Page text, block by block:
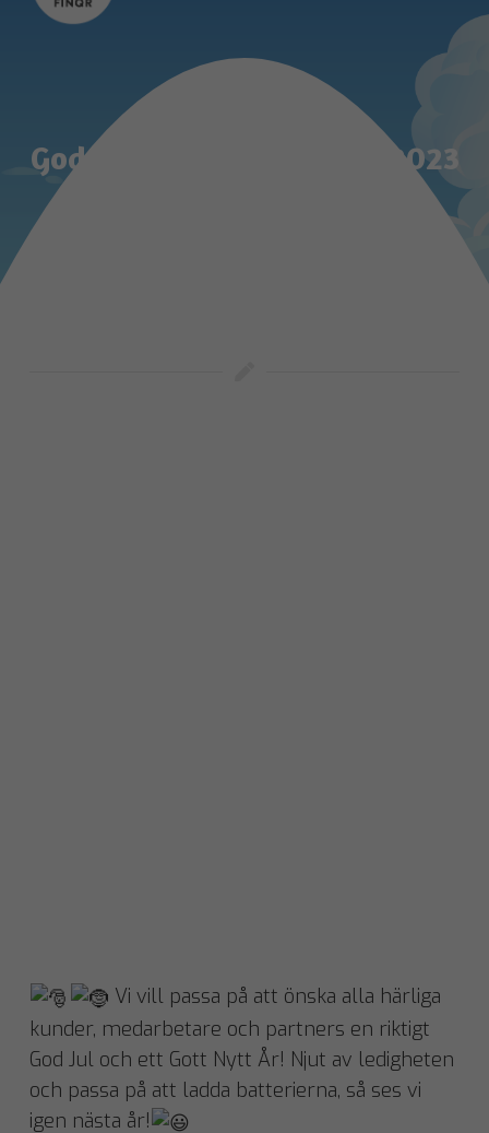
God Jul & Gott Nytt År – 2023
Vi vill passa på att önska alla härliga
kunder, medarbetare och partners en riktigt
God Jul och ett Gott Nytt År! Njut av ledigheten
och passa på att ladda batterierna, så ses vi
igen nästa år!